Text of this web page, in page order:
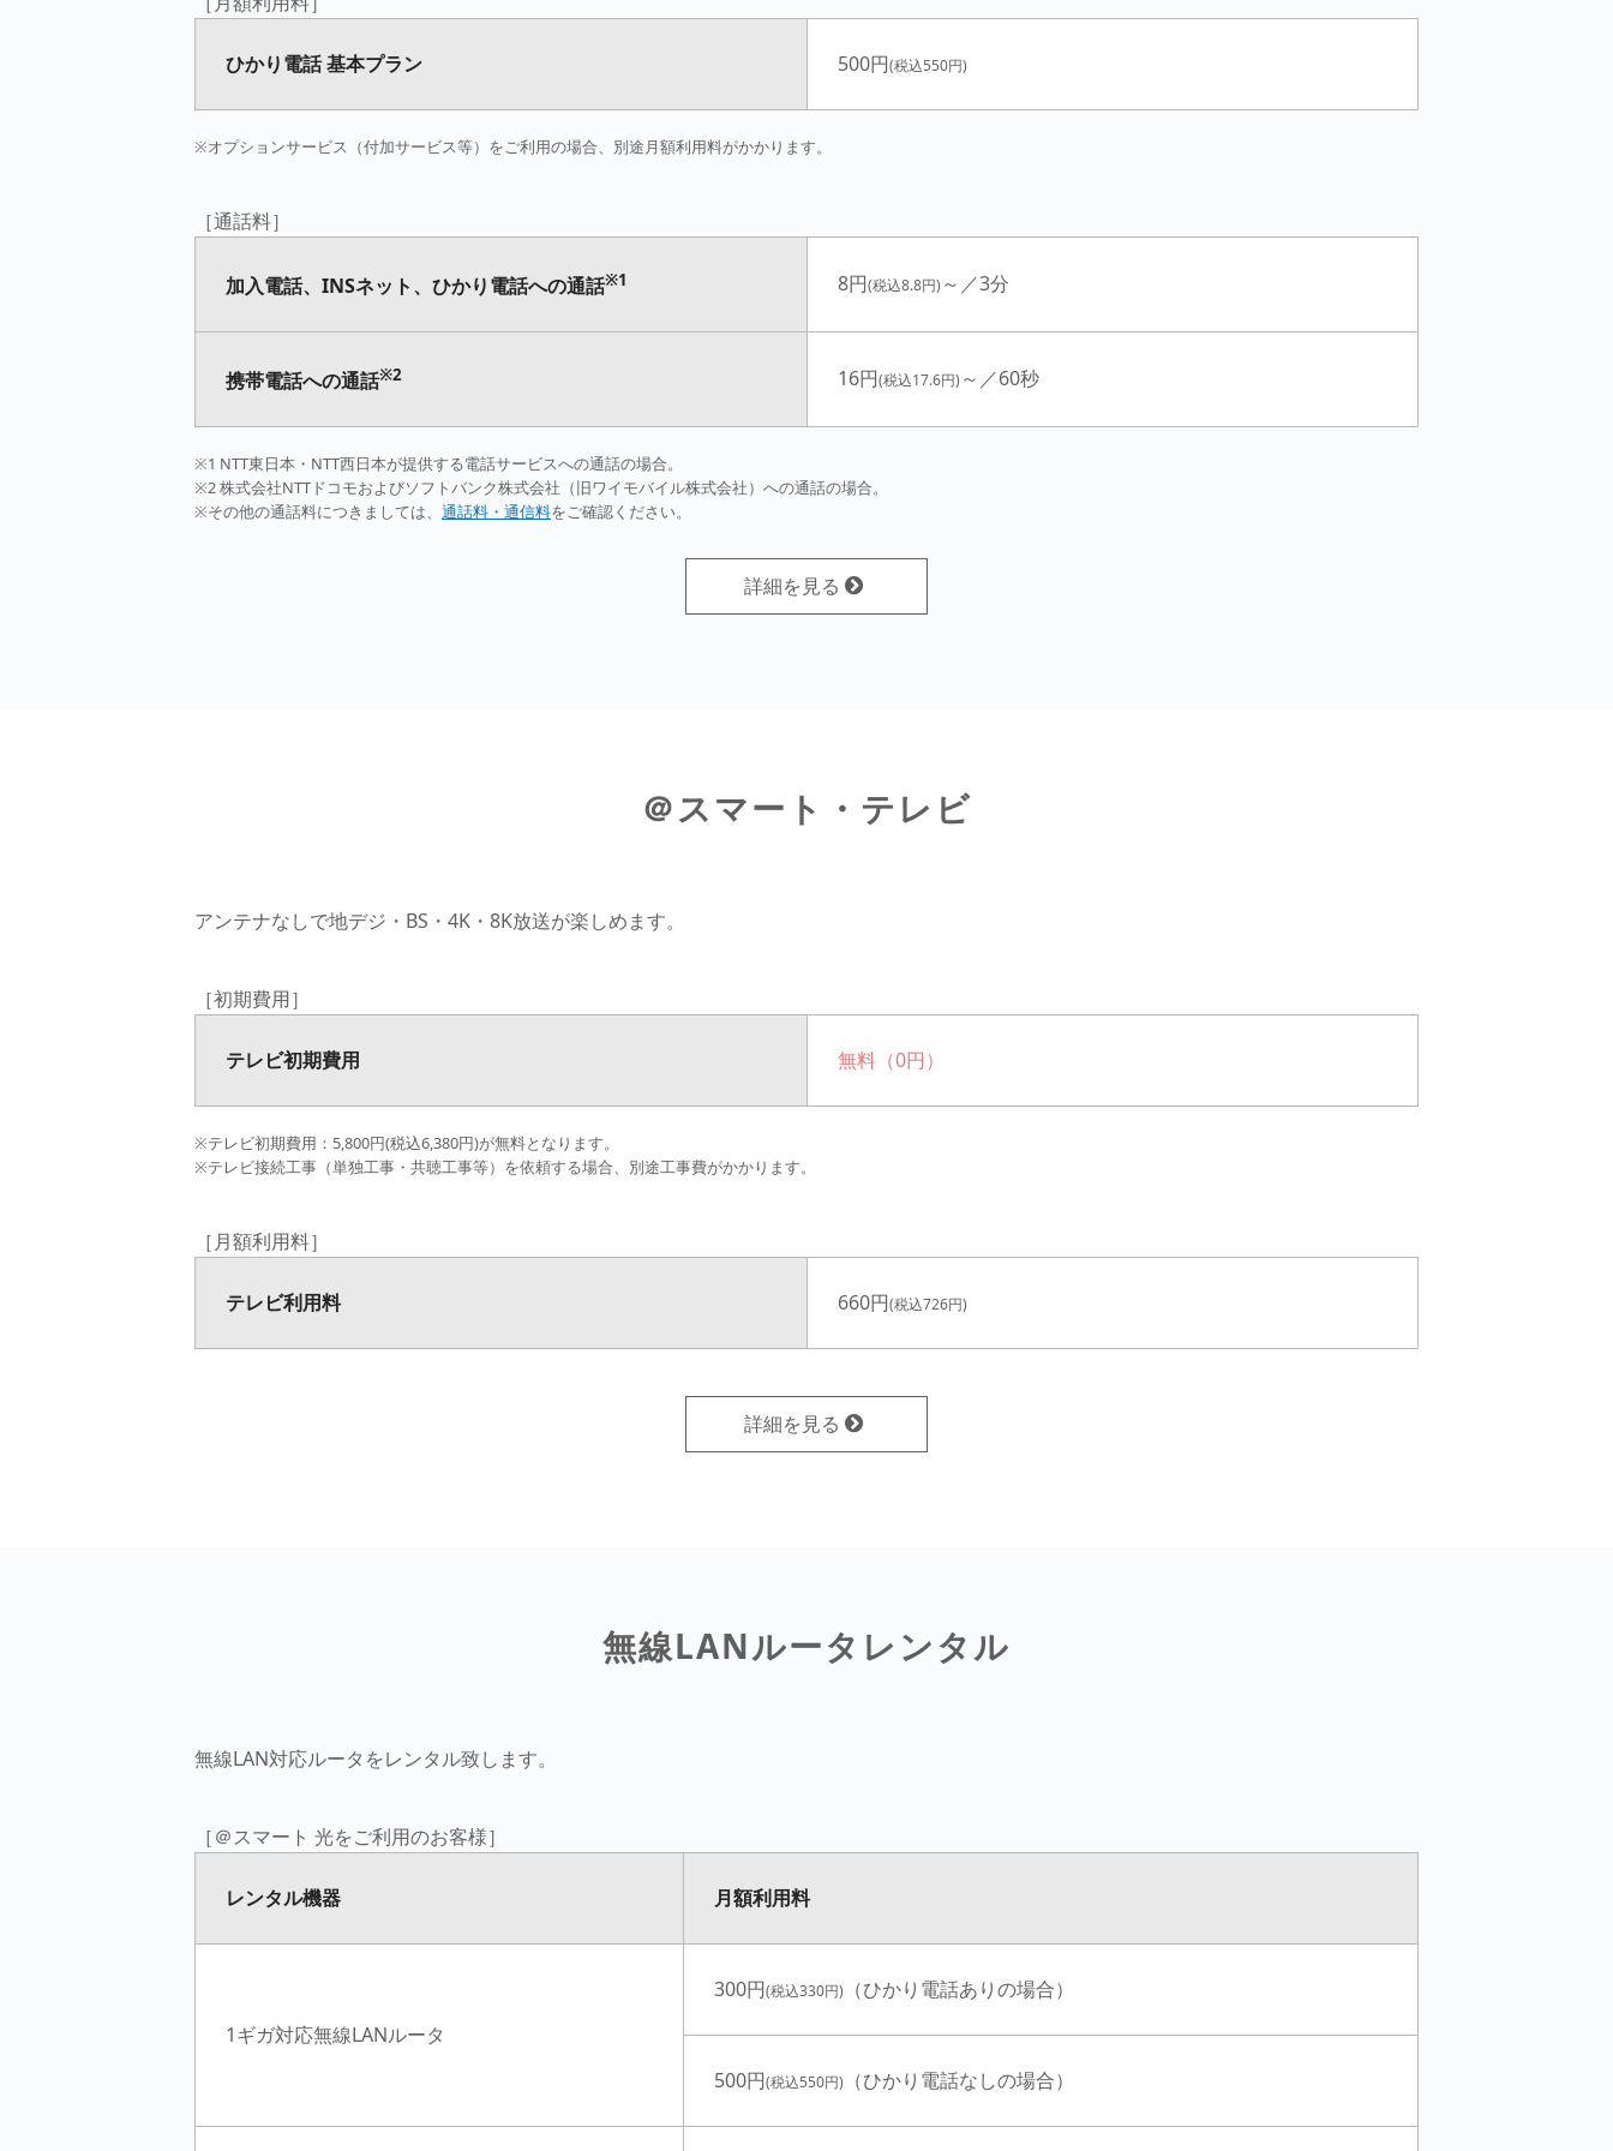
ひかり電話 基本プラン 500円(税込550円)
※オプションサービス（付加サービス等）をご利用の場合、別途月額利用料がかかります。
［通話料］
加入電話、INSネット、ひかり電話への通話※1 8円(税込8.8円) ～／3分
携帯電話への通話※2 16円(税込17.6円) ～／60秒
※1 NTT東日本・NTT西日本が提供する電話サービスへの通話の場合。
※2 株式会社NTTドコモおよびソフトバンク株式会社（旧ワイモバイル株式会社）への通話の場合。
※その他の通話料につきましては、 通話料・通信料をご確認ください。
詳細を見る
＠スマート・テレビ
アンテナなしで地デジ・BS・4K・8K放送が楽しめます。
［初期費用］
テレビ初期費用 無料（0円）
※テレビ初期費用：5,800円(税込6,380円)が無料となります。
※テレビ接続工事（単独工事・共聴工事等）を依頼する場合、別途工事費がかかります。
［月額利用料］
テレビ利用料 660円(税込726円)
詳細を見る
無線LANルータレンタル
無線LAN対応ルータをレンタル致します。
［＠スマート 光をご利用のお客様］
レンタル機器 月額利用料
1ギガ対応無線LANルータ
300円(税込330円) （ひかり電話ありの場合）
500円(税込550円) （ひかり電話なしの場合）